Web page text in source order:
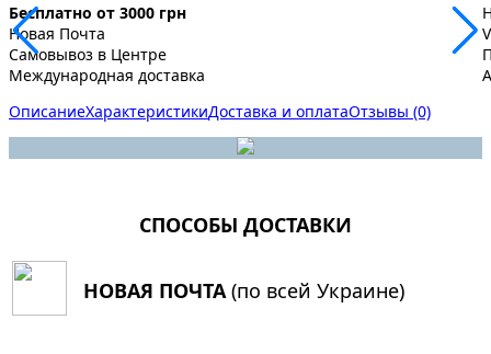
Бесплатно от 3000 грн
Новая Почта
Самовывоз в Центре
Международная доставка
ОписаниеХарактеристикиДоставка и оплатаОтзывы (0)
СПОСОБЫ ДОСТАВКИ
НОВАЯ ПОЧТА (по всей Украине)